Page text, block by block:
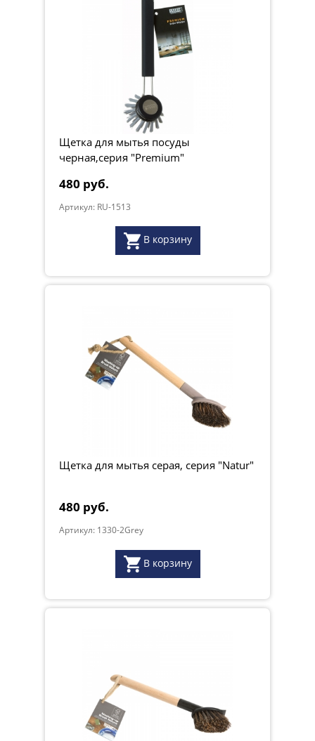
Щетка для мытья посуды
черная,серия "Premium"
480 руб.
Артикул: RU-1513
В корзину
Щетка для мытья серая, серия "Natur"
480 руб.
Артикул: 1330-2Grey
В корзину